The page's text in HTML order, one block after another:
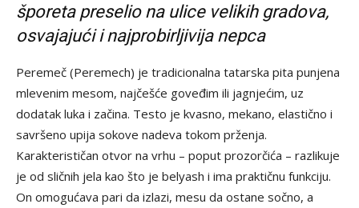
šporeta preselio na ulice velikih gradova,
osvajajući i najprobirljivija nepca
Peremeč (Peremech) je tradicionalna tatarska pita punjena
mlevenim mesom, najčešće goveđim ili jagnjećim, uz
dodatak luka i začina. Testo je kvasno, mekano, elastično i
savršeno upija sokove nadeva tokom prženja.
Karakterističan otvor na vrhu – poput prozorčića – razlikuje
je od sličnih jela kao što je belyash i ima praktičnu funkciju.
On omogućava pari da izlazi, mesu da ostane sočno, a